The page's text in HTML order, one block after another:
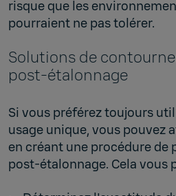
risque que les
pourraient ne pas tolérer.
Solutions de
post-étalonnage
Si vous préférez toujours
usage unique, vous pouvez
en créant une procédure de
post-étalonnage. Cela vous